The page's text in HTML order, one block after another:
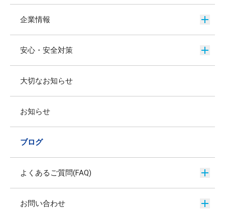
企業情報
安心・安全対策
大切なお知らせ
お知らせ
ブログ
よくあるご質問(FAQ)
お問い合わせ